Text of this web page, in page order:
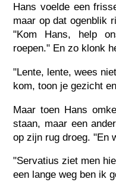
Hans voelde een
maar op dat ogenblik
"Kom Hans, help
roepen." En zo klonk
"Lente, lente, wees
kom, toon je gezicht
Maar toen Hans
staan, maar een
op zijn rug droeg. "En
"Servatius ziet men
een lange weg ben ik